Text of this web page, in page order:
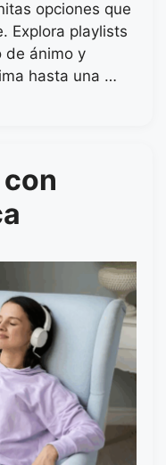
opciones que
Explora playlists
de ánimo y
hasta una …